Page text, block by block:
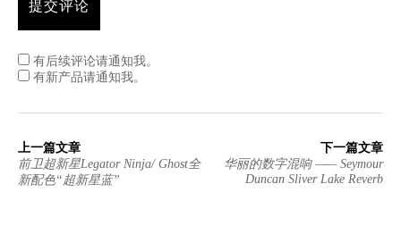
有后续评论请通知我。
有新产品请通知我。
上一篇文章
前卫超新星Legator Ninja/ Ghost全
新配色“超新星蓝”
下一篇文章
华丽的数字混响 —— Seymour
Duncan Sliver Lake Reverb